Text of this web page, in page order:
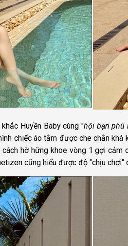
Huyền Baby cùng "hội bạn phú
chiếc áo tắm được che chắn khá
hờ hững khoe vòng 1 gợi cảm
cũng hiểu được độ "chịu chơi"